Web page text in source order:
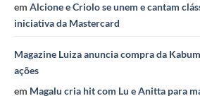
em Alcione e Criolo se unem e cantam
iniciativa da Mastercard
Magazine Luiza anuncia compra da
ações
em Magalu cria hit com Lu e Anitta para